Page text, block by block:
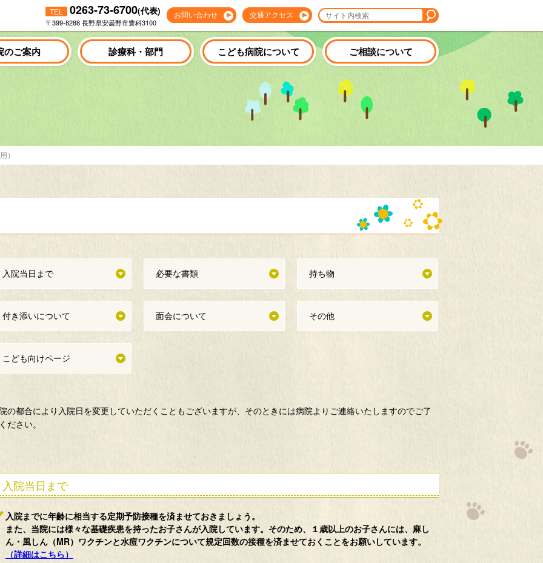
TEL 0263-73-6700(代表)
〒399-8288 長野県安曇野市豊科3100
お問い合わせ 交通アクセス
のご案内 診療科・部門 こども病院について ご相談について
）
入院当日まで 必要な書類 持ち物
付き添いについて 面会について その他
こども向けページ
の都合により入院日を変更していただくこともございますが、そのときには病院よりご連絡いたしますのでご了
ださい。
入院当日まで
入院までに年齢に相当する定期予防接種を済ませておきましょう。
また、当院には様々な基礎疾患を持ったお子さんが入院しています。そのため、１歳以上のお子さんには、麻し
ん・風しん（MR）ワクチンと水痘ワクチンについて規定回数の接種を済ませておくことをお願いしています。
（詳細はこちら）